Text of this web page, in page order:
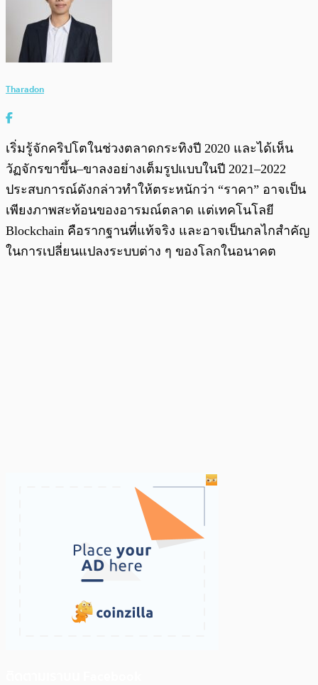
Tharadon
เริ่มรู้จักคริปโตในช่วงตลาดกระทิงปี 2020 และได้เห็น
วัฏจักรขาขึ้น–ขาลงอย่างเต็มรูปแบบในปี 2021–2022
ประสบการณ์ดังกล่าวทำให้ตระหนักว่า “ราคา” อาจเป็น
เพียงภาพสะท้อนของอารมณ์ตลาด แต่เทคโนโลยี
Blockchain คือรากฐานที่แท้จริง และอาจเป็นกลไกสำคัญ
ในการเปลี่ยนแปลงระบบต่าง ๆ ของโลกในอนาคต